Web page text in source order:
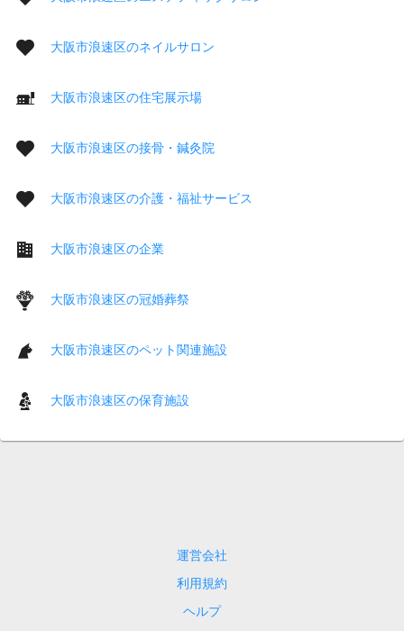
大阪市浪速区のネイルサロン
大阪市浪速区の住宅展示場
大阪市浪速区の接骨・鍼灸院
大阪市浪速区の介護・福祉サービス
大阪市浪速区の企業
大阪市浪速区の冠婚葬祭
大阪市浪速区のペット関連施設
大阪市浪速区の保育施設
運営会社
利用規約
ヘルプ